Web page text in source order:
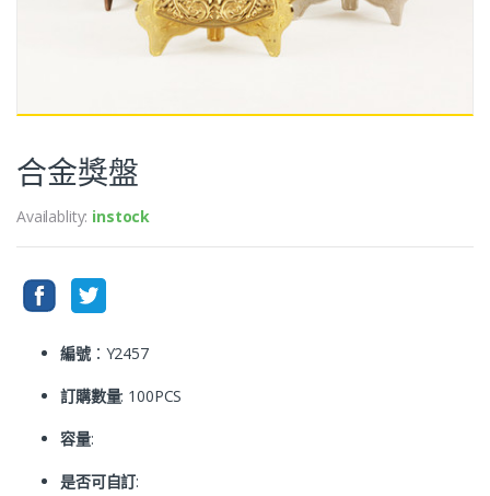
合金獎盤
Availablity: instock
編號：Y2457
訂購數量: 100PCS
容量:
是否可自訂: